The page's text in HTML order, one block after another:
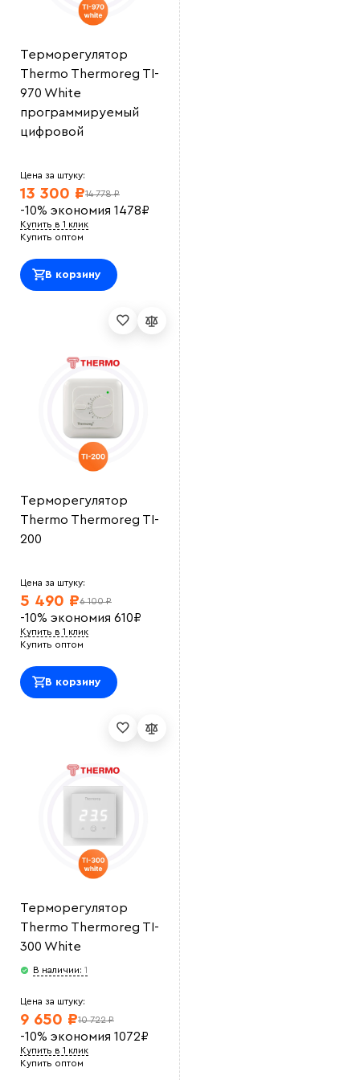
Терморегулятор
Thermo Thermoreg TI-
970 White
программируемый
цифровой
Цена за штуку:
14 778 ₽
13 300 ₽
-10% экономия 1478₽
Купить в 1 клик
Купить оптом
В корзину
Терморегулятор
Thermo Thermoreg TI-
200
Цена за штуку:
6 100 ₽
5 490 ₽
-10% экономия 610₽
Купить в 1 клик
Купить оптом
В корзину
Терморегулятор
Thermo Thermoreg TI-
300 White
В наличии: 1
Цена за штуку:
10 722 ₽
9 650 ₽
-10% экономия 1072₽
Купить в 1 клик
Купить оптом